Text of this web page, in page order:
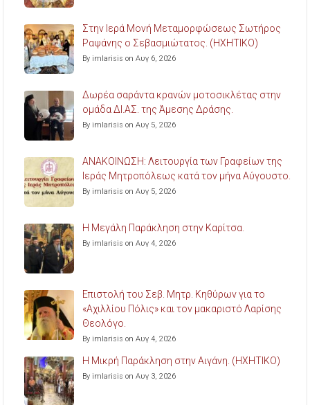
Στην Ιερά Μονή Μεταμορφώσεως Σωτήρος
Ραψάνης ο Σεβασμιώτατος. (ΗΧΗΤΙΚΟ)
By imlarisis on Αυγ 6, 2026
Δωρέα σαράντα κρανών μοτοσικλέτας στην
ομάδα ΔΙ.ΑΣ. της Άμεσης Δράσης.
By imlarisis on Αυγ 5, 2026
ΑΝΑΚΟΙΝΩΣΗ: Λειτουργία των Γραφείων της
Ιεράς Μητροπόλεως κατά τον μήνα Αύγουστο.
By imlarisis on Αυγ 5, 2026
Η Μεγάλη Παράκληση στην Καρίτσα.
By imlarisis on Αυγ 4, 2026
Επιστολή του Σεβ. Μητρ. Κηθύρων για το
«Αχιλλίου Πόλις» και τον μακαριστό Λαρίσης
Θεολόγο.
By imlarisis on Αυγ 4, 2026
Η Μικρή Παράκληση στην Αιγάνη. (ΗΧΗΤΙΚΟ)
By imlarisis on Αυγ 3, 2026